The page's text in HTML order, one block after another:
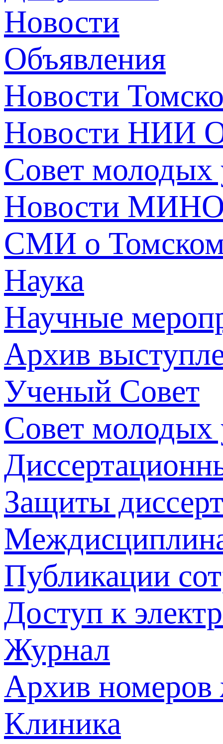
Новости
Объявления
Новости
Новости НИИ
Совет молодых
Новости
СМИ о
Наука
Научные
Архив
Ученый Совет
Совет молодых
Защиты
Публикации
Доступ к
Журнал
Архив номеров
Клиника